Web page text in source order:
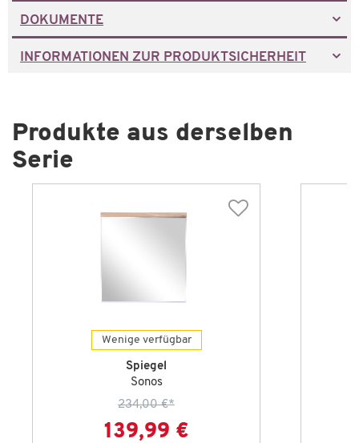
DOKUMENTE
INFORMATIONEN ZUR PRODUKTSICHERHEIT
Produkte aus derselben
Serie
Wenige verfügbar
Spiegel
Sonos
234,00 €*
139,99 €